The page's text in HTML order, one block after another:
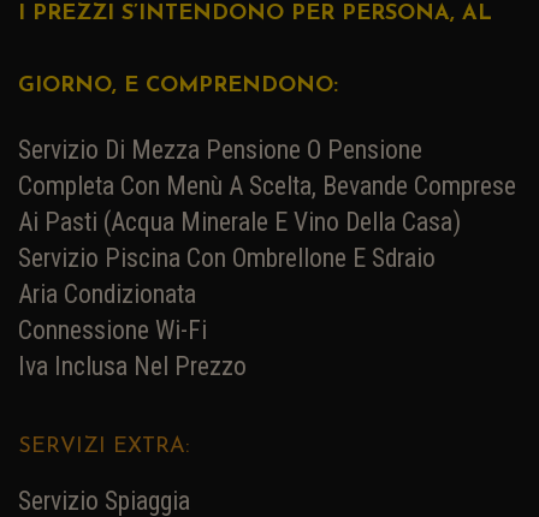
I PREZZI S’INTENDONO PER PERSONA, AL
GIORNO, E COMPRENDONO:
Servizio Di Mezza Pensione O Pensione
Completa Con Menù A Scelta, Bevande Comprese
Ai Pasti (acqua Minerale E Vino Della Casa)
Servizio Piscina Con Ombrellone E Sdraio
Aria Condizionata
Connessione Wi-Fi
Iva Inclusa Nel Prezzo
SERVIZI EXTRA:
Servizio Spiaggia